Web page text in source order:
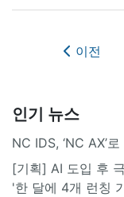
이전
인기 뉴스
NC IDS, ‘NC AX’
[기획] AI 도입 후
'한 달에 4개 런칭